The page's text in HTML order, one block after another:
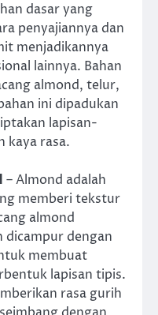
dasar yang
penyajiannya dan
menjadikannya
lainnya. Bahan
almond, telur,
ini dipadukan
lapisan-
kaya rasa.
– Almond adalah
memberi tekstur
almond
dicampur dengan
membuat
lapisan tipis.
rasa gurih